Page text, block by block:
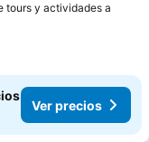
tours y actividades a
Ver precios